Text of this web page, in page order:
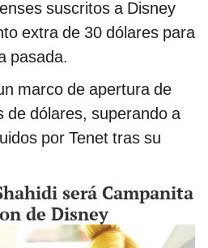
suscritos a Disney
extra de 30 dólares para
pasada.
marco de apertura de
de dólares, superando a
por Tenet tras su
será Campanita
de Disney